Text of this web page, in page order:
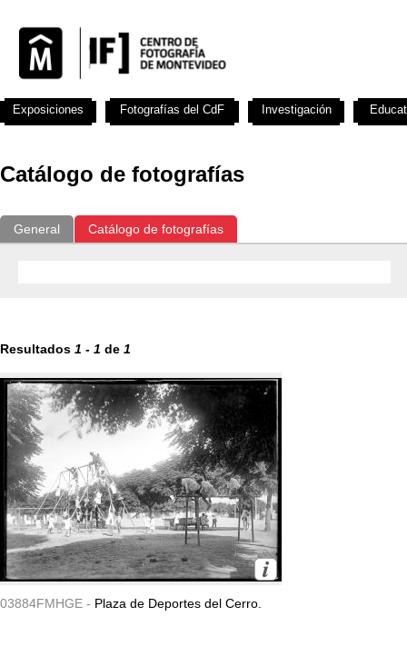
Catálogo de fotografías
General Catálogo de fotografías
Resultados 1 - 1 de 1
03884FMHGE - Plaza de Deportes del Cerro.
Exposiciones Fotografías del CdF Investigación